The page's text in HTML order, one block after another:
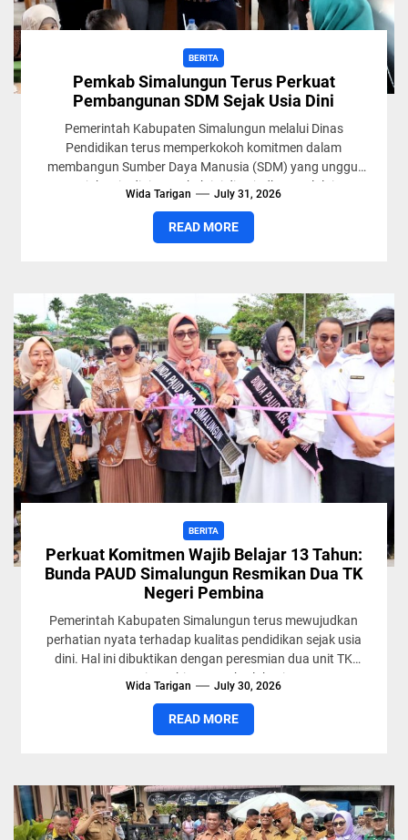
BERITA
Pemkab Simalungun Terus Perkuat
Pembangunan SDM Sejak Usia Dini
Pemerintah Kabupaten Simalungun melalui Dinas
Pendidikan terus memperkokoh komitmen dalam
membangun Sumber Daya Manusia (SDM) yang unggul
sejak usia dini. Langkah ini diwujudkan melalui
Wida Tarigan July 31, 2026
READ MORE
BERITA
Perkuat Komitmen Wajib Belajar 13 Tahun:
Bunda PAUD Simalungun Resmikan Dua TK
Negeri Pembina
Pemerintah Kabupaten Simalungun terus mewujudkan
perhatian nyata terhadap kualitas pendidikan sejak usia
dini. Hal ini dibuktikan dengan peresmian dua unit TK
Negeri Pembina yang berlokasi...
Wida Tarigan July 30, 2026
READ MORE